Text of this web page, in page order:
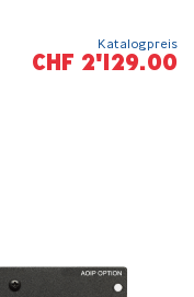
Katalogpreis
CHF 2'129.00